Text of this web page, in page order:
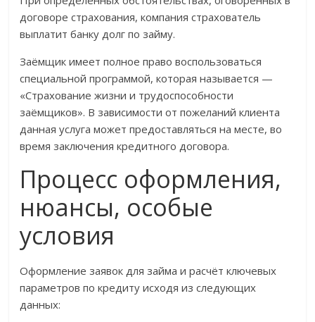
договоре страхования, компания страхователь
выплатит банку долг по займу.
Заёмщик имеет полное право воспользоваться
специальной программой, которая называется —
«Страхование жизни и трудоспособности
заёмщиков». В зависимости от пожеланий клиента
данная услуга может предоставляться на месте, во
время заключения кредитного договора.
Процесс оформления,
нюансы, особые
условия
Оформление заявок для займа и расчёт ключевых
параметров по кредиту исходя из следующих
данных: